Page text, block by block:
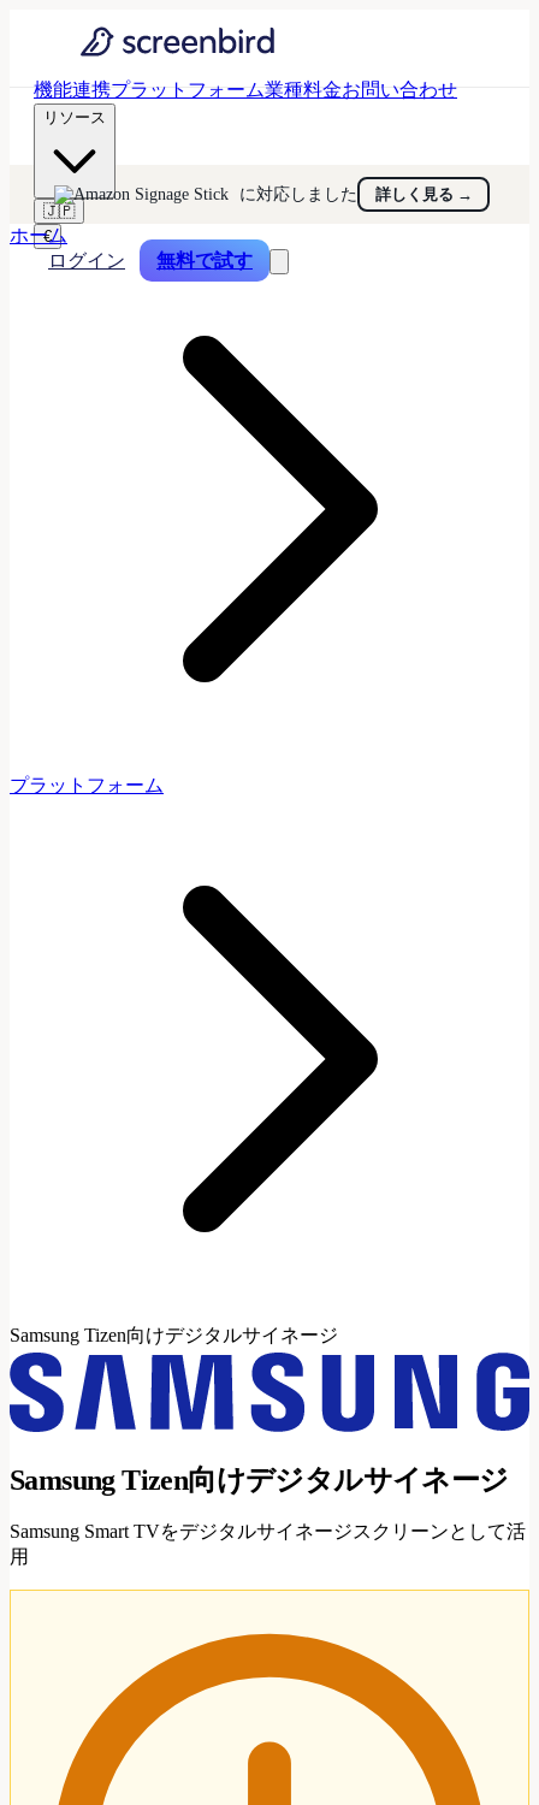
機能連携プラットフォーム業種料金お問い合わせ
リソース
🇯🇵
€
ログイン 無料で試す
に対応しました 詳しく見る →
ホーム
プラットフォーム
Samsung Tizen向けデジタルサイネージ
Samsung Tizen向けデジタルサイネージ
Samsung Smart TVをデジタルサイネージスクリーンとして活
用